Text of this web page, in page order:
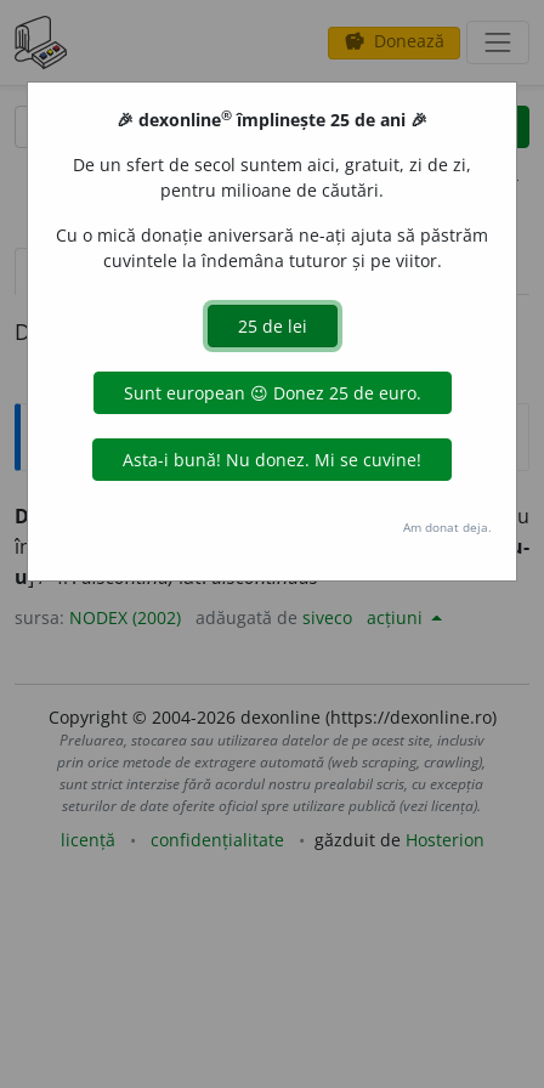
savings Donează
clear
opțiuni
definiții (1)
Definiția cu ID-ul 332343:
Explicative DEX
DISCONT
Care nu este continuu; cu
întreruperi; lipsit de continuitate; intermitent. [Sil.
-nu-
u] /<fr.discontinu,lat.discontinuus
sursa: NODEX (2002) adăugată de siveco acțiuni
Copyright © 2004-2026 dexonline (https://dexonline.ro)
Preluarea, stocarea sau utilizarea datelor de pe acest site, inclusiv
prin orice metode de extragere automată (web scraping, crawling),
sunt strict interzise fără acordul nostru prealabil scris, cu excepția
seturilor de date oferite oficial spre utilizare publică (vezi licența).
licență confidențialitate găzduit de Hosterion
🎉 dexonline® împlinește 25 de ani 🎉
De un sfert de secol suntem aici, gratuit, zi de zi,
pentru milioane de căutări.
Cu o mică donație aniversară ne-ați ajuta să păstrăm
cuvintele la îndemâna tuturor și pe viitor.
Am donat deja.